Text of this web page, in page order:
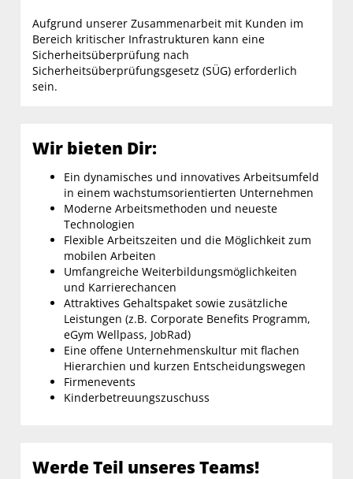
Aufgrund unserer Zusammenarbeit mit Kunden im
Bereich kritischer Infrastrukturen kann eine
Sicherheitsüberprüfung nach
Sicherheitsüberprüfungsgesetz (SÜG) erforderlich
sein.
Wir bieten Dir:
Ein dynamisches und innovatives Arbeitsumfeld
in einem wachstumsorientierten Unternehmen
Moderne Arbeitsmethoden und neueste
Technologien
Flexible Arbeitszeiten und die Möglichkeit zum
mobilen Arbeiten
Umfangreiche Weiterbildungsmöglichkeiten
und Karrierechancen
Attraktives Gehaltspaket sowie zusätzliche
Leistungen (z.B. Corporate Benefits Programm,
eGym Wellpass, JobRad)
Eine offene Unternehmenskultur mit flachen
Hierarchien und kurzen Entscheidungswegen
Firmenevents
Kinderbetreuungszuschuss
Werde Teil unseres Teams!